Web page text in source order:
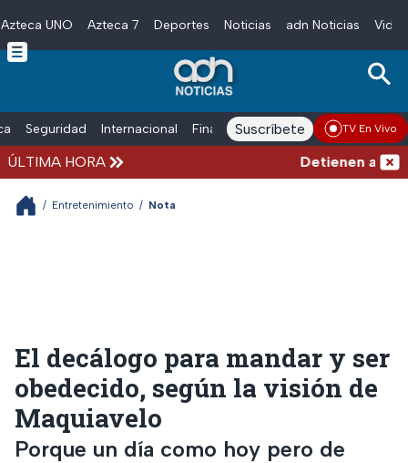
Skip to main content
Azteca UNO Azteca 7 Deportes Noticias adn Noticias
Seguridad Internacional Finanzas adn Noticias Radio
Suscríbete TV En Vivo
ÚLTIMA HORA Detienen al
/ Entretenimiento / Nota
El decálogo para mandar y ser
obedecido, según la visión de
Maquiavelo
Porque un día como hoy pero de